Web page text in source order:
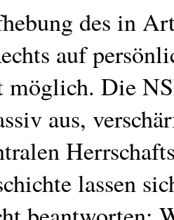
des in
auf
möglich. Die
aus,
lassen